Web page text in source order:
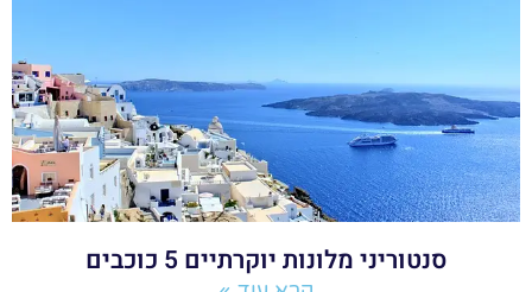
סנטוריני מלונות יוקרתיים 5 כוכבים